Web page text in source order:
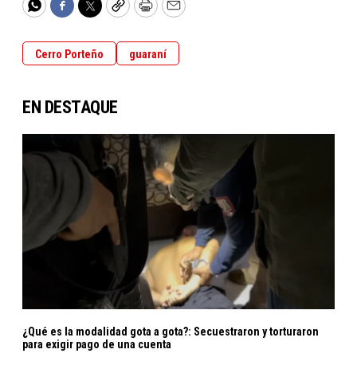
WhatsApp
Facebook
TwitterCopyPrintEmail
Cerro Porteño guaraní
EN DESTAQUE
¿Qué es la modalidad gota a gota?: Secuestraron y torturaron
para exigir pago de una cuenta